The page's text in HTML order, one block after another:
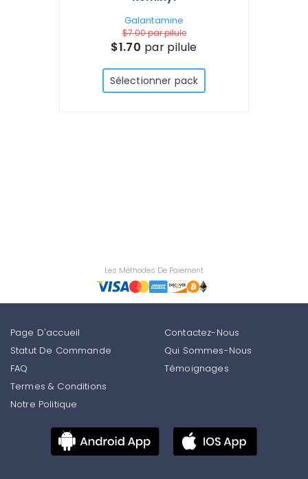
Galantamine
$7.00par pilule
$1.70 par pilule
Sélectionner pack
Les Méthodes De Paiement
Page D'accueil
Statut De Commande
FAQ
Contactez-Nous
Qui Sommes-Nous
Témoignages
Termes & Conditions
Notre Politique